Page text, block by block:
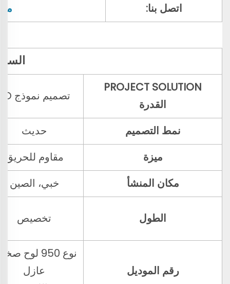
اتصل بنا:
PROJECT SOLUTION
القدرة
تصميم نموذج 3D
نمط التصميم
حديث
ميزة
مقاوم للحريق
مكان المنشأ
خبي، الصين
الطول تخصيص
رقم الموديل
نوع 950 لوح
عازل